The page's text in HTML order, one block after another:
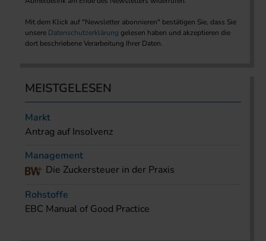
Mit dem Klick auf "Newsletter abonnieren" bestätigen Sie, dass Sie
unsere Datenschutzerklärung gelesen haben und akzeptieren die
dort beschriebene Verarbeitung Ihrer Daten.
MEISTGELESEN
Markt
Antrag auf Insolvenz
Management
Die Zuckersteuer in der Praxis
Rohstoffe
EBC Manual of Good Practice